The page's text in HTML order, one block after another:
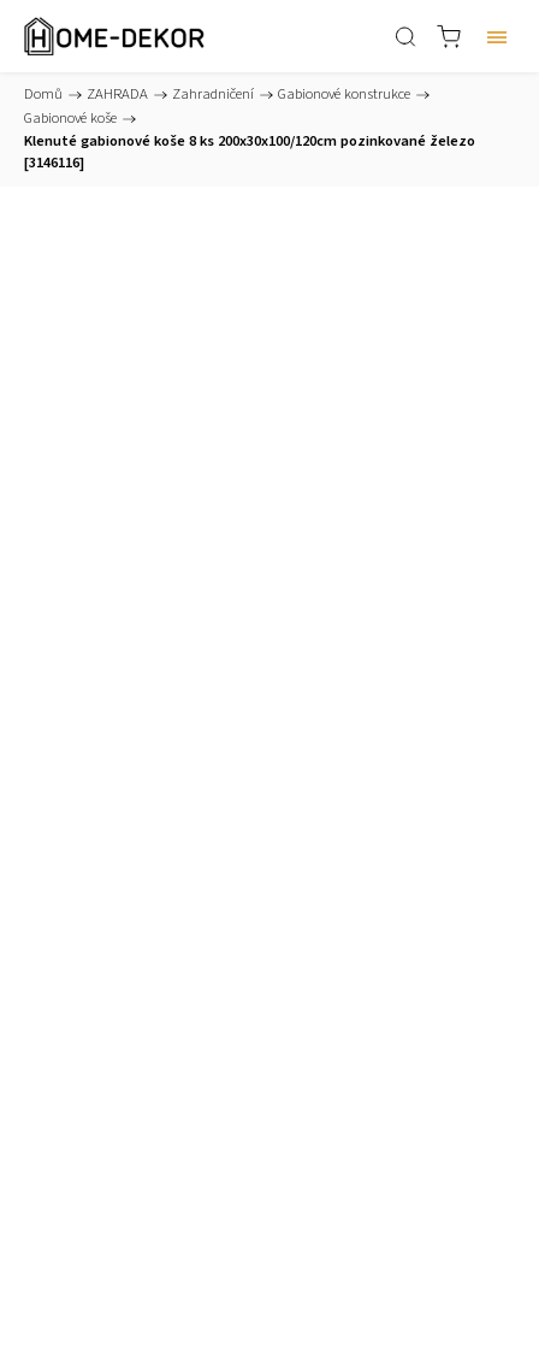
Domů / ZAHRADA / Zahradničení / Gabionové konstrukce /
Gabionové koše /
Klenuté gabionové koše 8 ks 200x30x100/120cm pozinkované železo
[3146116]